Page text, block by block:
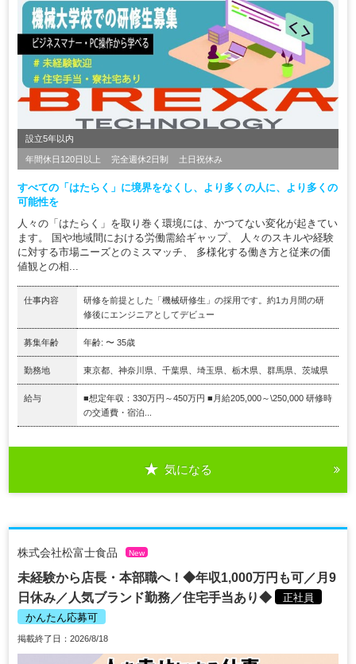
設立5年以内
年間休日120日以上 完全週休2日制 土日祝休み
すべての「はたらく」に境界をなくし、より多くの人に、より多くの
可能性を
人々の「はたらく」を取り巻く環境には、かつてない変化が起きてい
ます。 国や地域間における労働需給ギャップ、 人々のスキルや経験
に対する市場ニーズとのミスマッチ、 多様化する働き方と従来の価
値観との相...
仕事内容
研修を前提とした「機械研修生」の採用です。約1カ月間の研
修後にエンジニアとしてデビュー
募集年齢 年齢: 〜 35歳
勤務地 東京都、神奈川県、千葉県、埼玉県、栃木県、群馬県、茨城県
給与
■想定年収：330万円～450万円 ■月給205,000～\250,000 研修時
の交通費・宿泊...
気になる
株式会社松富士食品 New
未経験から店長・本部職へ！◆年収1,000万円も可／月9
日休み／人気ブランド勤務／住宅手当あり◆
正社員
かんたん応募可
掲載終了日：2026/8/18